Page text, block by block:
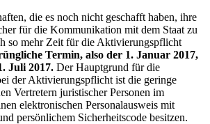
die es noch nicht geschafft haben, ihre
für die Kommunikation mit dem Staat zu
so mehr Zeit für die Aktivierungspflicht
Termin, also der 1. Januar 2017,
Juli 2017. Der Hauptgrund für die
der Aktivierungspflicht ist die geringe
Vertretern juristischer Personen im
elektronischen Personalausweis mit
persönlichem Sicherheitscode besitzen.